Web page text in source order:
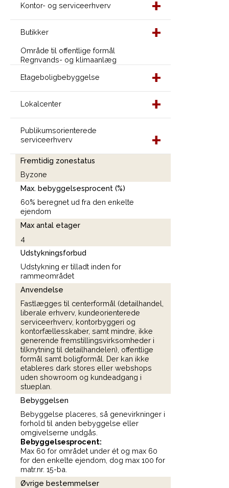
Kontor- og serviceerhverv
Butikker
Område til offentlige formål
Regnvands- og klimaanlæg
Etageboligbebyggelse
Lokalcenter
Publikumsorienterede
serviceerhverv
Fremtidig zonestatus
Byzone
Max. bebyggelsesprocent (%)
60% beregnet ud fra den enkelte
ejendom
Max antal etager
4
Udstykningsforbud
Udstykning er tilladt inden for
rammeområdet
Anvendelse
Fastlægges til centerformål (detailhandel,
liberale erhverv, kundeorienterede
serviceerhverv, kontorbyggeri og
kontorfællesskaber, samt mindre, ikke
generende fremstillingsvirksomheder i
tilknytning til detailhandelen), offentlige
formål samt boligformål. Der kan ikke
etableres dark stores eller webshops
uden showroom og kundeadgang i
stueplan.
Bebyggelsen
Bebyggelse placeres, så genevirkninger i
forhold til anden bebyggelse eller
omgivelserne undgås.
Bebyggelsesprocent:
Max 60 for området under ét og max 60
for den enkelte ejendom, dog max 100 for
matr.nr. 15-ba.
Øvrige bestemmelser